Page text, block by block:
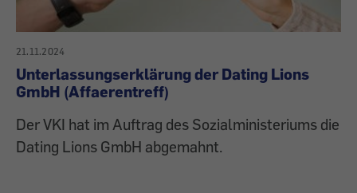
21.11.2024
Unterlassungserklärung der Dating Lions
GmbH (Affaerentreff)
Der VKI hat im Auftrag des Sozialministeriums die
Dating Lions GmbH abgemahnt.